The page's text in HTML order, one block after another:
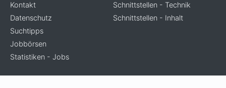
Kontakt
Datenschutz
Suchtipps
Jobbörsen
Statistiken - Jobs
Schnittstellen - Technik
Schnittstellen - Inhalt